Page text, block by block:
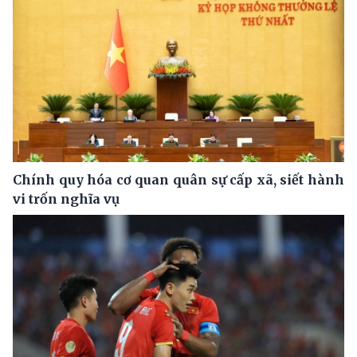
Chính quy hóa cơ quan quân sự cấp xã, siết hành
vi trốn nghĩa vụ